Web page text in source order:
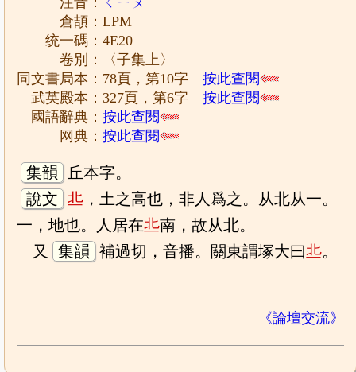
倉頡：LPM
统一碼：4E20
卷別：〈子集上〉
同文書局本：78頁，第10字按此查閱
武英殿本：327頁，第6字按此查閱
國語辭典：按此查閱
网典：按此查閱
集韻
丘本字。
說文 丠 ，土之高也，非人爲之。从北从一。
一，地也。人居在丠南，故从北。
又
集韻 補過切，音播。關東謂塚大曰丠。
《論壇交流》